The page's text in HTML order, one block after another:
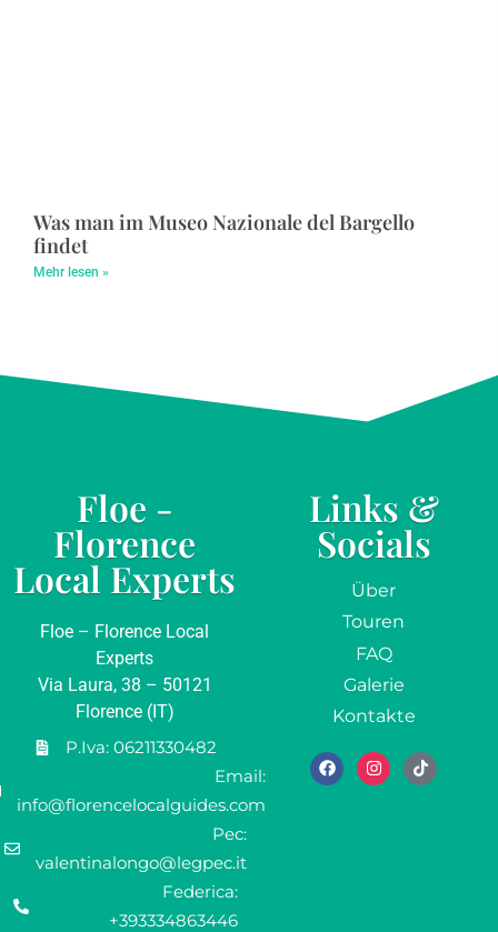
Was man im Museo Nazionale del Bargello
findet
Mehr lesen »
Floe -
Florence
Local Experts
Floe – Florence Local
Experts
Via Laura, 38 – 50121
Florence (IT)
P.Iva: 06211330482
Email:
info@florencelocalguides.com
Pec:
valentinalongo@legpec.it
Federica:
+393334863446
Links &
Socials
Über
Touren
FAQ
Galerie
Kontakte